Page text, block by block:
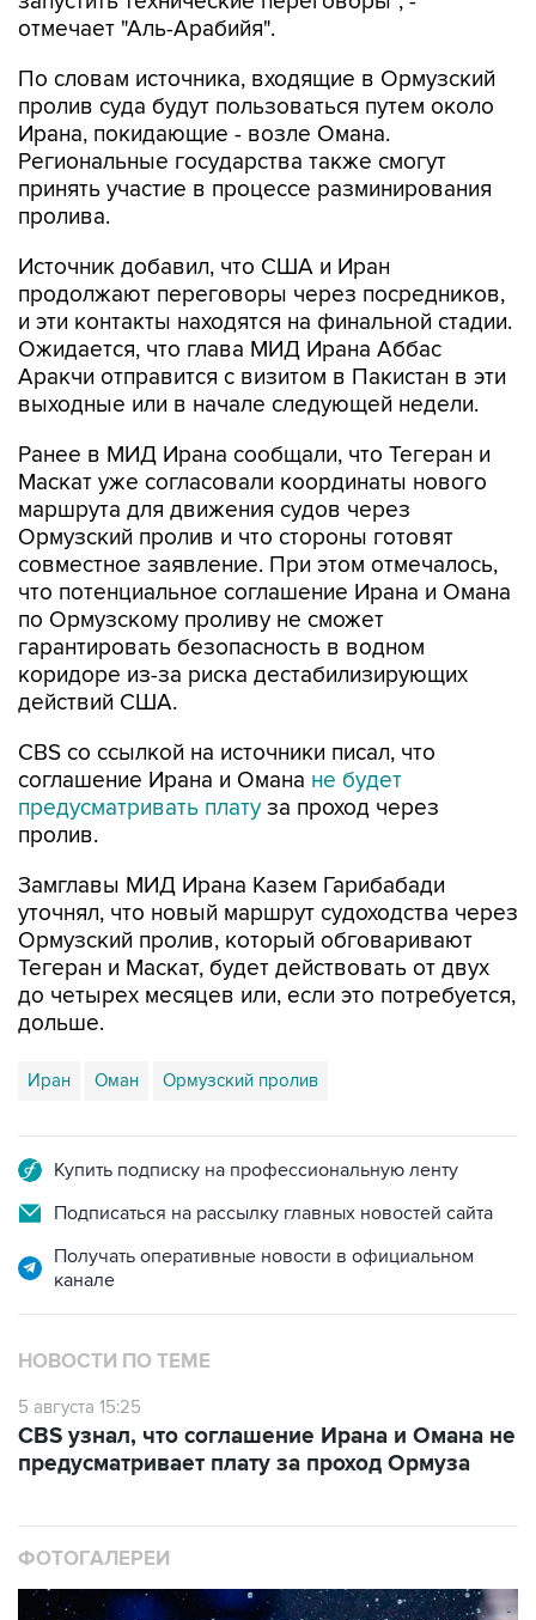
отмечает "Аль-Арабийя".
По словам источника, входящие в Ормузский
пролив суда будут пользоваться путем около
Ирана, покидающие - возле Омана.
Региональные государства также смогут
принять участие в процессе разминирования
пролива.
Источник добавил, что США и Иран
продолжают переговоры через посредников,
и эти контакты находятся на финальной стадии.
Ожидается, что глава МИД Ирана Аббас
Аракчи отправится с визитом в Пакистан в эти
выходные или в начале следующей недели.
Ранее в МИД Ирана сообщали, что Тегеран и
Маскат уже согласовали координаты нового
маршрута для движения судов через
Ормузский пролив и что стороны готовят
совместное заявление. При этом отмечалось,
что потенциальное соглашение Ирана и Омана
по Ормузскому проливу не сможет
гарантировать безопасность в водном
коридоре из-за риска дестабилизирующих
действий США.
CBS со ссылкой на источники писал, что
соглашение Ирана и Омана не будет
предусматривать плату за проход через
пролив.
Замглавы МИД Ирана Казем Гарибабади
уточнял, что новый маршрут судоходства через
Ормузский пролив, который обговаривают
Тегеран и Маскат, будет действовать от двух
до четырех месяцев или, если это потребуется,
дольше.
Иран Оман Ормузский пролив
Купить подписку на профессиональную ленту
Подписаться на рассылку главных новостей сайта
Получать оперативные новости в официальном
канале
НОВОСТИ ПО ТЕМЕ
5 августа 15:25
CBS узнал, что соглашение Ирана и Омана не
предусматривает плату за проход Ормуза
ФОТОГАЛЕРЕИ